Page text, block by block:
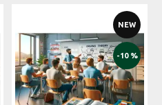
NEW
-10 %